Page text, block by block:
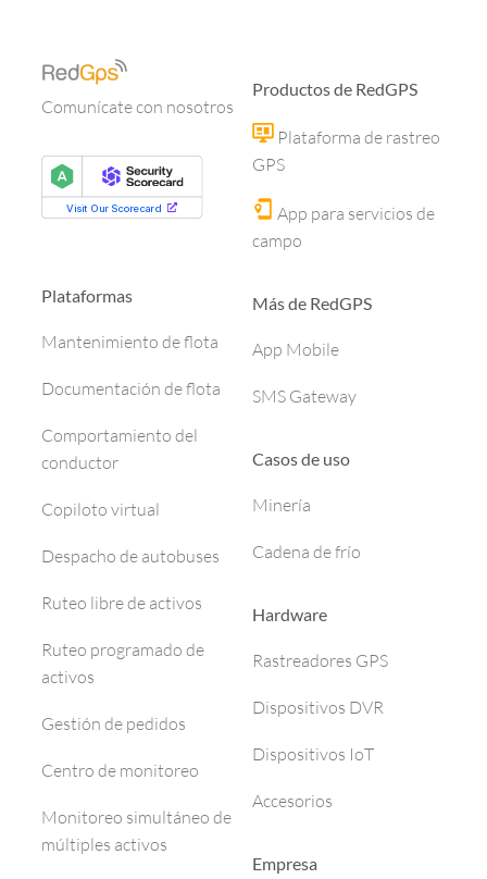
Comunícate con nosotros
Plataformas
Mantenimiento de flota
Documentación de flota
Comportamiento del
conductor
Copiloto virtual
Despacho de autobuses
Ruteo libre de activos
Ruteo programado de
activos
Gestión de pedidos
Centro de monitoreo
Monitoreo simultáneo de
múltiples activos
Productos de RedGPS
Plataforma de rastreo
GPS
App para servicios de
campo
Más de RedGPS
App Mobile
SMS Gateway
Casos de uso
Minería
Cadena de frío
Hardware
Rastreadores GPS
Dispositivos DVR
Dispositivos IoT
Accesorios
Empresa